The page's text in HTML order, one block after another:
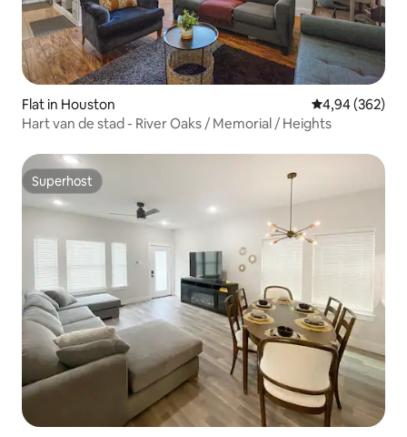
Flat in Houston Gemiddelde
4,94 (362)
Hart van de stad - River Oaks / Memorial / Heights
Superhost
Superhost